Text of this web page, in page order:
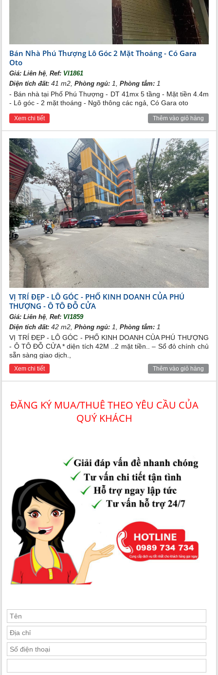
Bán Nhà Phú Thượng Lô Góc 2 Mặt Thoáng - Có Gara
Oto
Giá:Liên hệ ,Ref: VI1861
Diện tích đất: 41 m2,Phòng ngủ: 1,Phòng tắm: 1
- Bán nhà tại Phố Phú Thượng - DT 41mx 5 tầng - Mặt tiền 4.4m
- Lô góc - 2 mặt thoáng - Ngõ thông các ngả, Có Gara oto
Xem chi tiết Thêm vào giỏ hàng
VỊ TRÍ ĐẸP - LÔ GÓC - PHỐ KINH DOANH CỦA PHÚ
THƯỢNG - Ô TÔ ĐỖ CỬA
Giá:Liên hệ ,Ref: VI1859
Diện tích đất: 42 m2,Phòng ngủ: 1,Phòng tắm: 1
VỊ TRÍ ĐẸP - LÔ GÓC - PHỐ KINH DOANH CỦA PHÚ THƯỢNG
- Ô TÔ ĐỖ CỬA * diện tích 42M ..2 mặt tiền.. – Sổ đỏ chính chủ
sẵn sàng giao dịch.,
Xem chi tiết Thêm vào giỏ hàng
ĐĂNG KÝ MUA/THUÊ THEO YÊU CẦU CỦA
QUÝ KHÁCH